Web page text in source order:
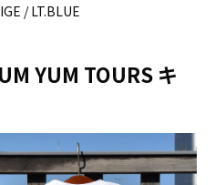
/ LT.BLUE
YUM TOURS キ